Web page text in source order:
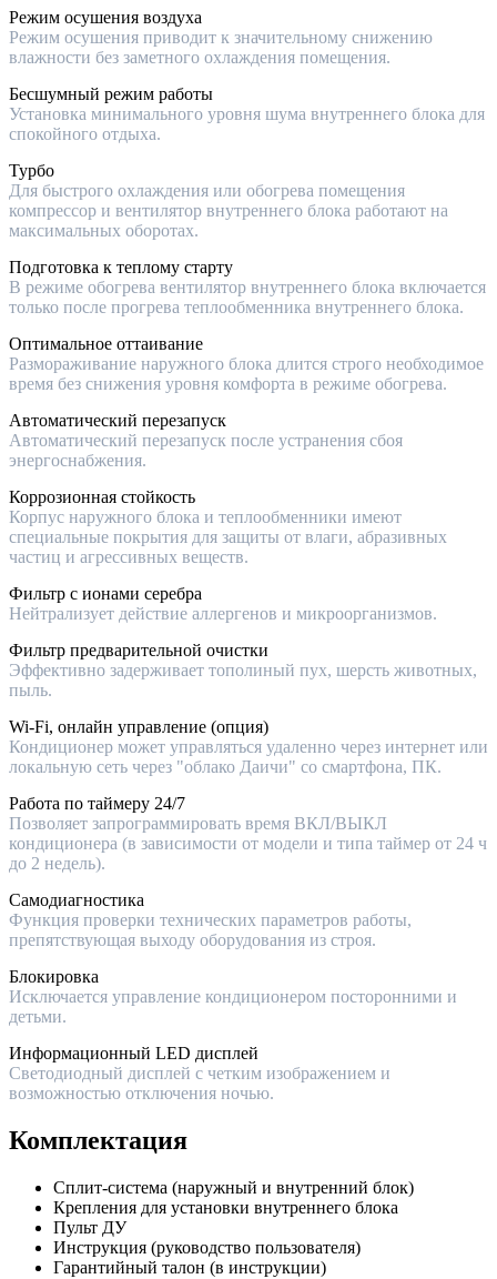
Режим осушения воздуха
Режим осушения приводит к значительному снижению
влажности без заметного охлаждения помещения.
Бесшумный режим работы
Установка минимального уровня шума внутреннего блока для
спокойного отдыха.
Турбо
Для быстрого охлаждения или обогрева помещения
компрессор и вентилятор внутреннего блока работают на
максимальных оборотах.
Подготовка к теплому старту
В режиме обогрева вентилятор внутреннего блока включается
только после прогрева теплообменника внутреннего блока.
Оптимальное оттаивание
Размораживание наружного блока длится строго необходимое
время без снижения уровня комфорта в режиме обогрева.
Автоматический перезапуск
Автоматический перезапуск после устранения сбоя
энергоснабжения.
Коррозионная стойкость
Корпус наружного блока и теплообменники имеют
специальные покрытия для защиты от влаги, абразивных
частиц и агрессивных веществ.
Фильтр с ионами серебра
Нейтрализует действие аллергенов и микроорганизмов.
Фильтр предварительной очистки
Эффективно задерживает тополиный пух, шерсть животных,
пыль.
Wi-Fi, онлайн управление (опция)
Кондиционер может управляться удаленно через интернет или
локальную сеть через "облако Даичи" со смартфона, ПК.
Работа по таймеру 24/7
Позволяет запрограммировать время ВКЛ/ВЫКЛ
кондиционера (в зависимости от модели и типа таймер от 24 ч
до 2 недель).
Самодиагностика
Функция проверки технических параметров работы,
препятствующая выходу оборудования из строя.
Блокировка
Исключается управление кондиционером посторонними и
детьми.
Информационный LED дисплей
Светодиодный дисплей c четким изображением и
возможностью отключения ночью.
Комплектация
Сплит-система (наружный и внутренний блок)
Крепления для установки внутреннего блока
Пульт ДУ
Инструкция (руководство пользователя)
Гарантийный талон (в инструкции)